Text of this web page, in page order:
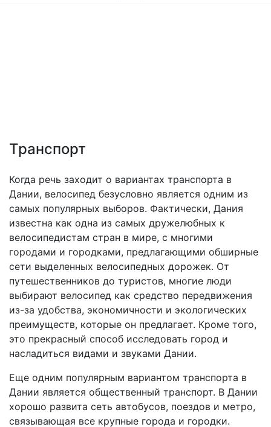
Транспорт
Когда речь заходит о вариантах транспорта в
Дании, велосипед безусловно является одним из
самых популярных выборов. Фактически, Дания
известна как одна из самых дружелюбных к
велосипедистам стран в мире, с многими
городами и городками, предлагающими обширные
сети выделенных велосипедных дорожек. От
путешественников до туристов, многие люди
выбирают велосипед как средство передвижения
из-за удобства, экономичности и экологических
преимуществ, которые он предлагает. Кроме того,
это прекрасный способ исследовать город и
насладиться видами и звуками Дании.
Еще одним популярным вариантом транспорта в
Дании является общественный транспорт. В Дании
хорошо развита сеть автобусов, поездов и метро,
связывающая все крупные города и городки.